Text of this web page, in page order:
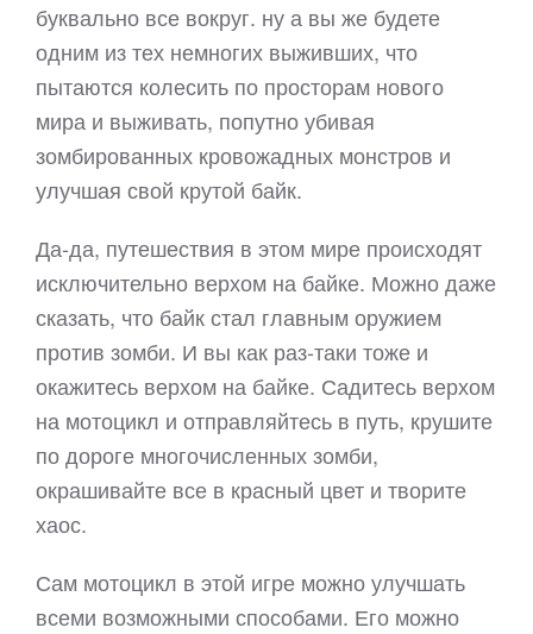
буквально все вокруг. ну а вы же будете
одним из тех немногих выживших, что
пытаются колесить по просторам нового
мира и выживать, попутно убивая
зомбированных кровожадных монстров и
улучшая свой крутой байк.
Да-да, путешествия в этом мире происходят
исключительно верхом на байке. Можно даже
сказать, что байк стал главным оружием
против зомби. И вы как раз-таки тоже и
окажитесь верхом на байке. Садитесь верхом
на мотоцикл и отправляйтесь в путь, крушите
по дороге многочисленных зомби,
окрашивайте все в красный цвет и творите
хаос.
Сам мотоцикл в этой игре можно улучшать
всеми возможными способами. Его можно